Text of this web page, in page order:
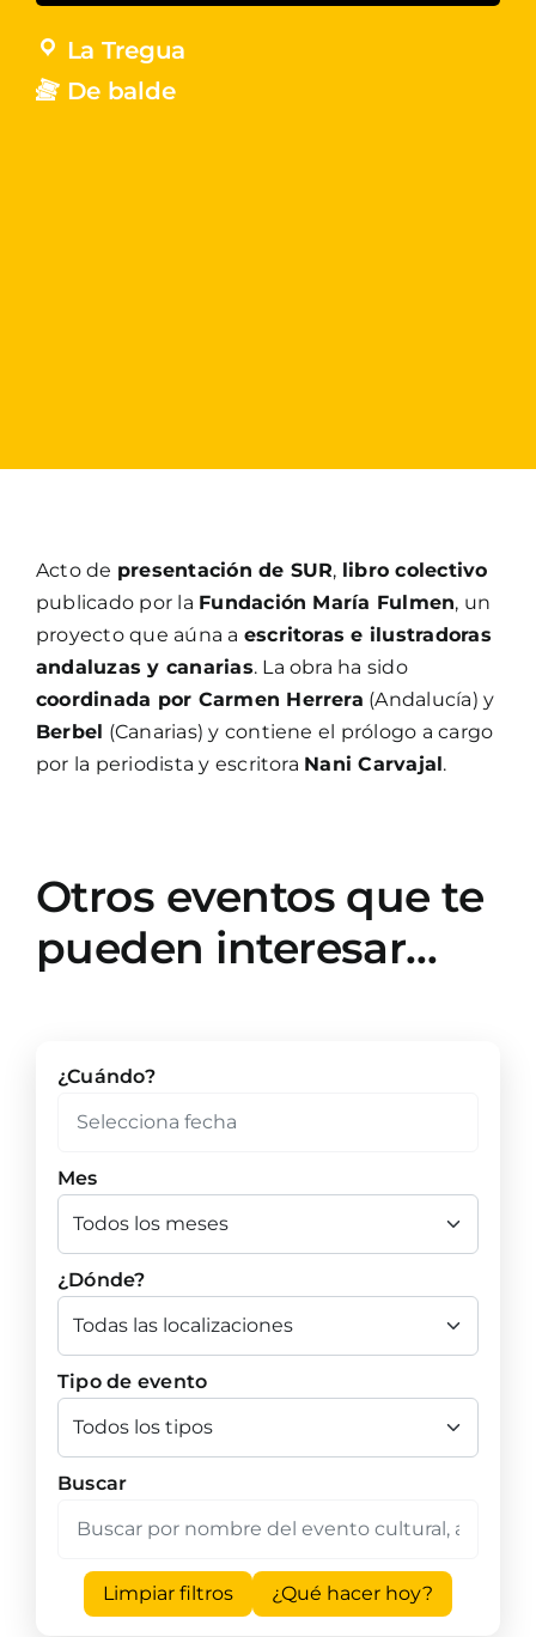
La Tregua
De balde
Acto de presentación de SUR, libro colectivo
publicado por la Fundación María Fulmen, un
proyecto que aúna a escritoras e ilustradoras
andaluzas y canarias. La obra ha sido
coordinada por Carmen Herrera (Andalucía) y
Berbel (Canarias) y contiene el prólogo a cargo
por la periodista y escritora Nani Carvajal.
Otros eventos que te
pueden interesar…
¿Cuándo?
Mes
¿Dónde?
Tipo de evento
Buscar
Limpiar filtros ¿Qué hacer hoy?